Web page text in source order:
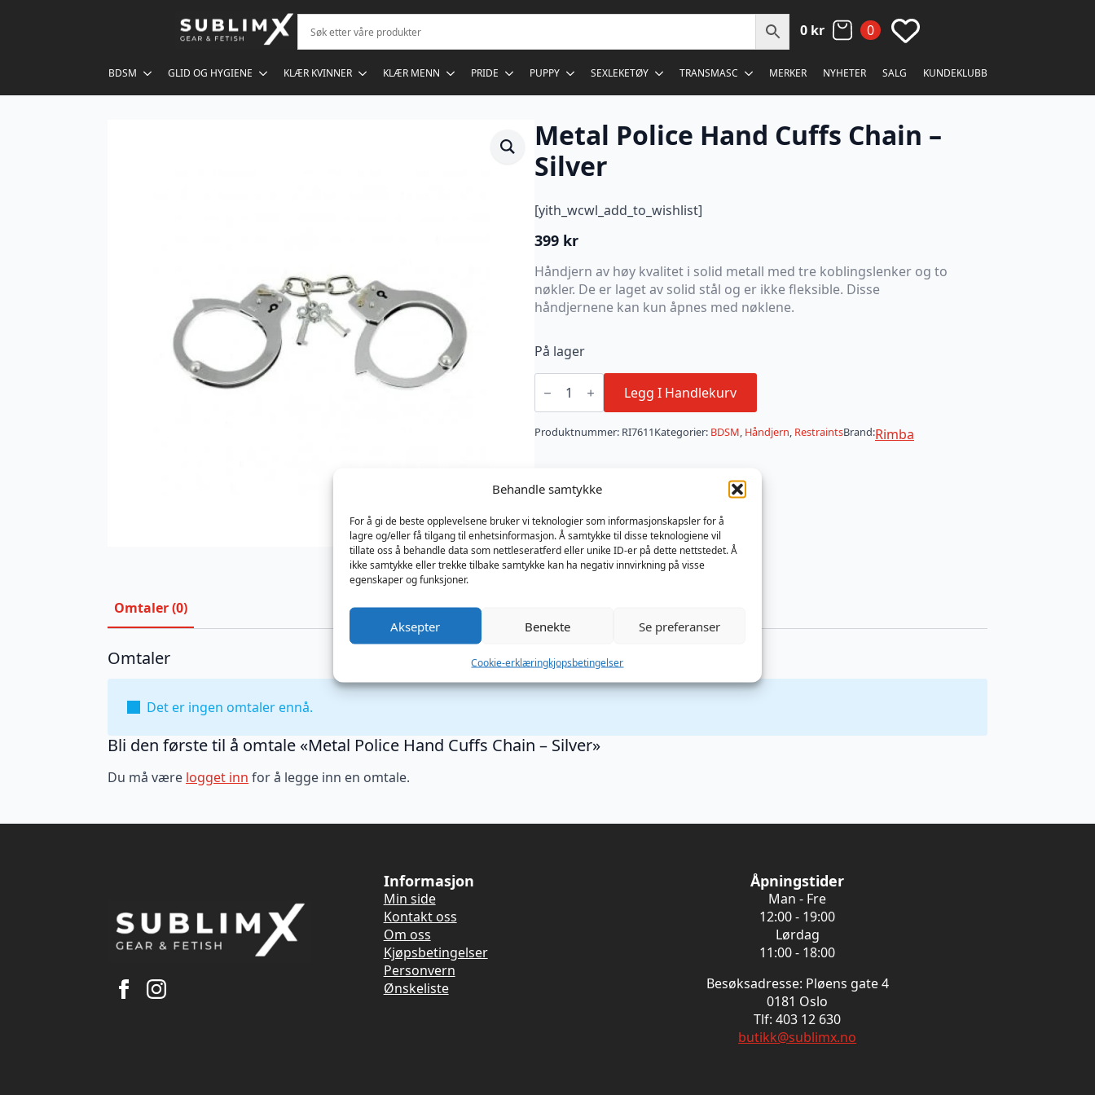
Behandle samtykke
For å gi de beste opplevelsene bruker vi teknologier som informasjonskapsler for å
lagre og/eller få tilgang til enhetsinformasjon. Å samtykke til disse teknologiene vil
tillate oss å behandle data som nettleseratferd eller unike ID-er på dette nettstedet. Å
ikke samtykke eller trekke tilbake samtykke kan ha negativ innvirkning på visse
egenskaper og funksjoner.
Aksepter Benekte Se preferanser
Cookie-erklæringkjopsbetingelser
0 kr 0
BDSM GLID OG HYGIENE KLÆR KVINNER KLÆR MENN PRIDE PUPPY SEXLEKETØY TRANSMASC MERKER NYHETER SALG KUNDEKLUBB
Metal Police Hand Cuffs Chain –
Silver
[yith_wcwl_add_to_wishlist]
399 kr
Håndjern av høy kvalitet i solid metall med tre koblingslenker og to
nøkler. De er laget av solid stål og er ikke fleksible. Disse
håndjernene kan kun åpnes med nøklene.
På lager
Metal
Police
Cuffs
Chain
Legg I Handlekurv
Produktnummer: RI7611Kategorier: BDSM, Håndjern, RestraintsBrand:Rimba
Omtaler (0)
Omtaler
Det er ingen omtaler ennå.
Bli den første til å omtale «Metal Police Hand Cuffs Chain – Silver»
Du må være logget inn for å legge inn en omtale.
Informasjon
Min side
Kontakt oss
Om oss
Kjøpsbetingelser
Personvern
Ønskeliste
Åpningstider
Man - Fre
12:00 - 19:00
Lørdag
11:00 - 18:00
Besøksadresse: Pløens gate 4
0181 Oslo
Tlf: 403 12 630
butikk@sublimx.no